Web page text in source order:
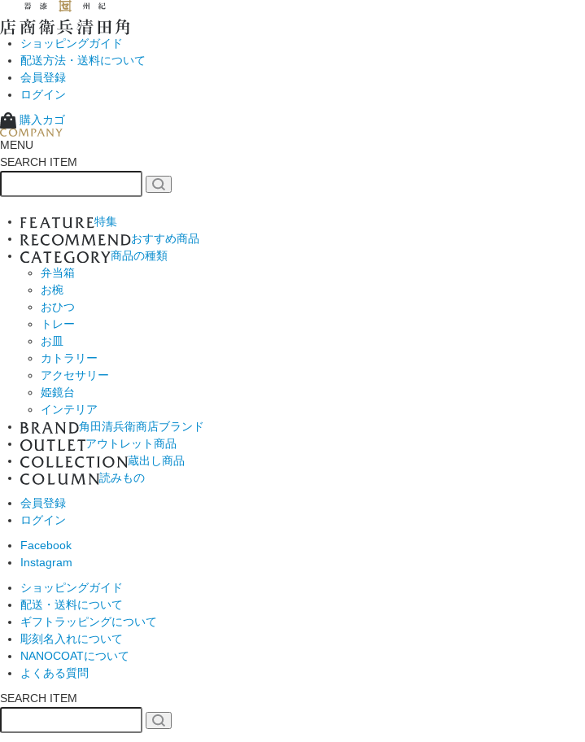
ショッピングガイド
配送方法・送料について
会員登録
ログイン
購入カゴ
MENU
SEARCH ITEM
特集
おすすめ商品
商品の種類
弁当箱
お椀
おひつ
トレー
お皿
カトラリー
アクセサリー
姫鏡台
インテリア
角田清兵衛商店ブランド
アウトレット商品
蔵出し商品
読みもの
会員登録
ログイン
Facebook
Instagram
ショッピングガイド
配送・送料について
ギフトラッピングについて
彫刻名入れについて
NANOCOATについて
よくある質問
SEARCH ITEM